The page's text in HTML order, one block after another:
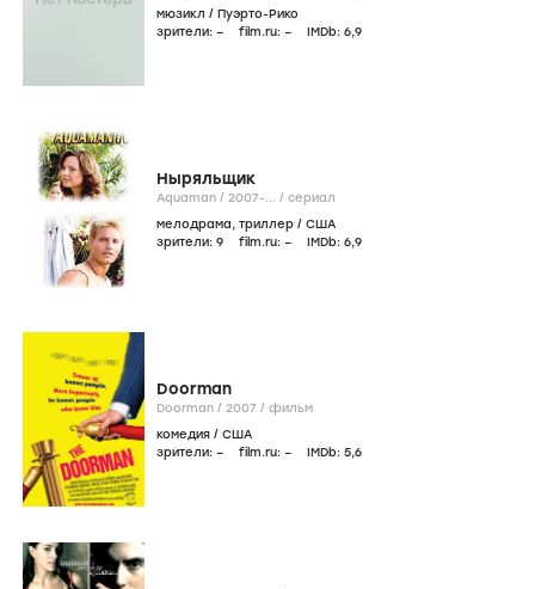
мюзикл / Пуэрто-Рико
зрители: – film.ru: – IMDb: 6,9
Ныряльщик
Aquaman / 2007-... / сериал
мелодрама, триллер / США
зрители: 9 film.ru: – IMDb: 6,9
Doorman
Doorman / 2007 / фильм
комедия / США
зрители: – film.ru: – IMDb: 5,6